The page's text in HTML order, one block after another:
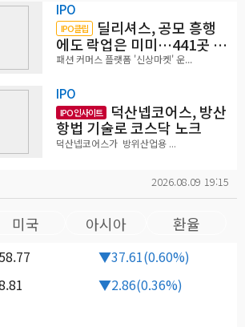
IPO
IPO클립 딜리셔스, 공모 흥행
에도 락업은 미미…441곳 중
확약 5곳
패션 커머스 플랫폼 '신상마켓' 운...
IPO
IPO 인사이트 덕산넵코어스, 방산
항법 기술로 코스닥 노크
덕산넵코어스가 방위산업용 ...
2026.08.09 19:15
미국 아시아 환율
▼37.61(0.60%)
▼2.86(0.36%)